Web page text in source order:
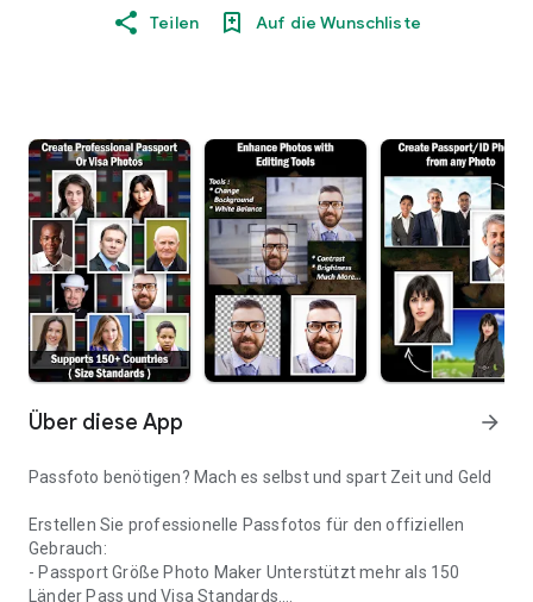
Teilen Auf die Wunschliste
Über diese App arrow_forward
Passfoto benötigen? Mach es selbst und spart Zeit und Geld
Erstellen Sie professionelle Passfotos für den offiziellen
Gebrauch:
- Passport Größe Photo Maker Unterstützt mehr als 150
Länder Pass und Visa Standards.